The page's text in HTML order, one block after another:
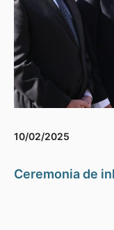
10/02/2025
Ceremonia de